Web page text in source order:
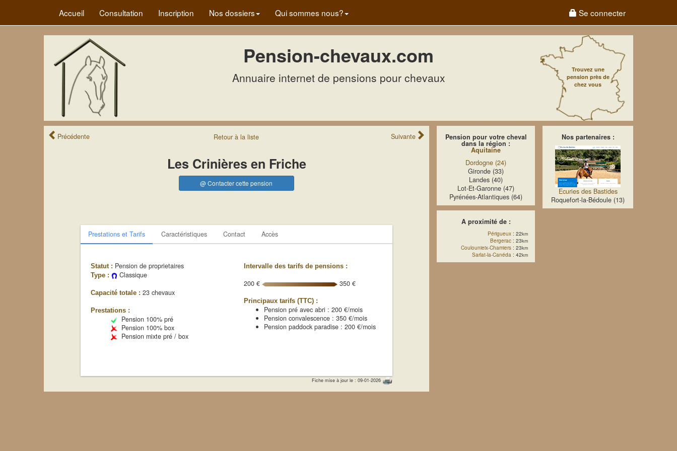
Accueil Consultation Inscription Nos dossiers Qui sommes nous? Se connecter
Pension-chevaux.com
Annuaire internet de pensions pour chevaux
Trouvez une
pension près de
chez vous
Précédente Retourà laliste Suivante
Les Crinières en Friche
@ Contacter cette pension
Prestations et Tarifs Caractéristiques Contact Accès
Statut : Pension de proprietaires
Type : Classique
Capacité totale : 23 chevaux
Prestations :
Pension 100% pré
Pension 100% box
Pension mixte pré / box
Intervalle des tarifs de pensions :
200 € 350 €
Principaux tarifs (TTC) :
Pension pré avec abri : 200 €/mois
Pension convalescence : 350 €/mois
Pension paddock paradise : 200 €/mois
Fiche mise à jour le : 09-01-2026
Pension pour votre cheval
dans la région :
Aquitaine
Dordogne (24)
Gironde (33)
Landes (40)
Lot-Et-Garonne (47)
Pyrénées-Atlantiques (64)
A proximité de :
Périgueux : 22km
Bergerac : 23km
Coulounieix-Chamiers : 23km
Sarlat-la-Canéda : 42km
Nos partenaires :
Ecuries des Bastides
Roquefort-la-Bédoule (13)